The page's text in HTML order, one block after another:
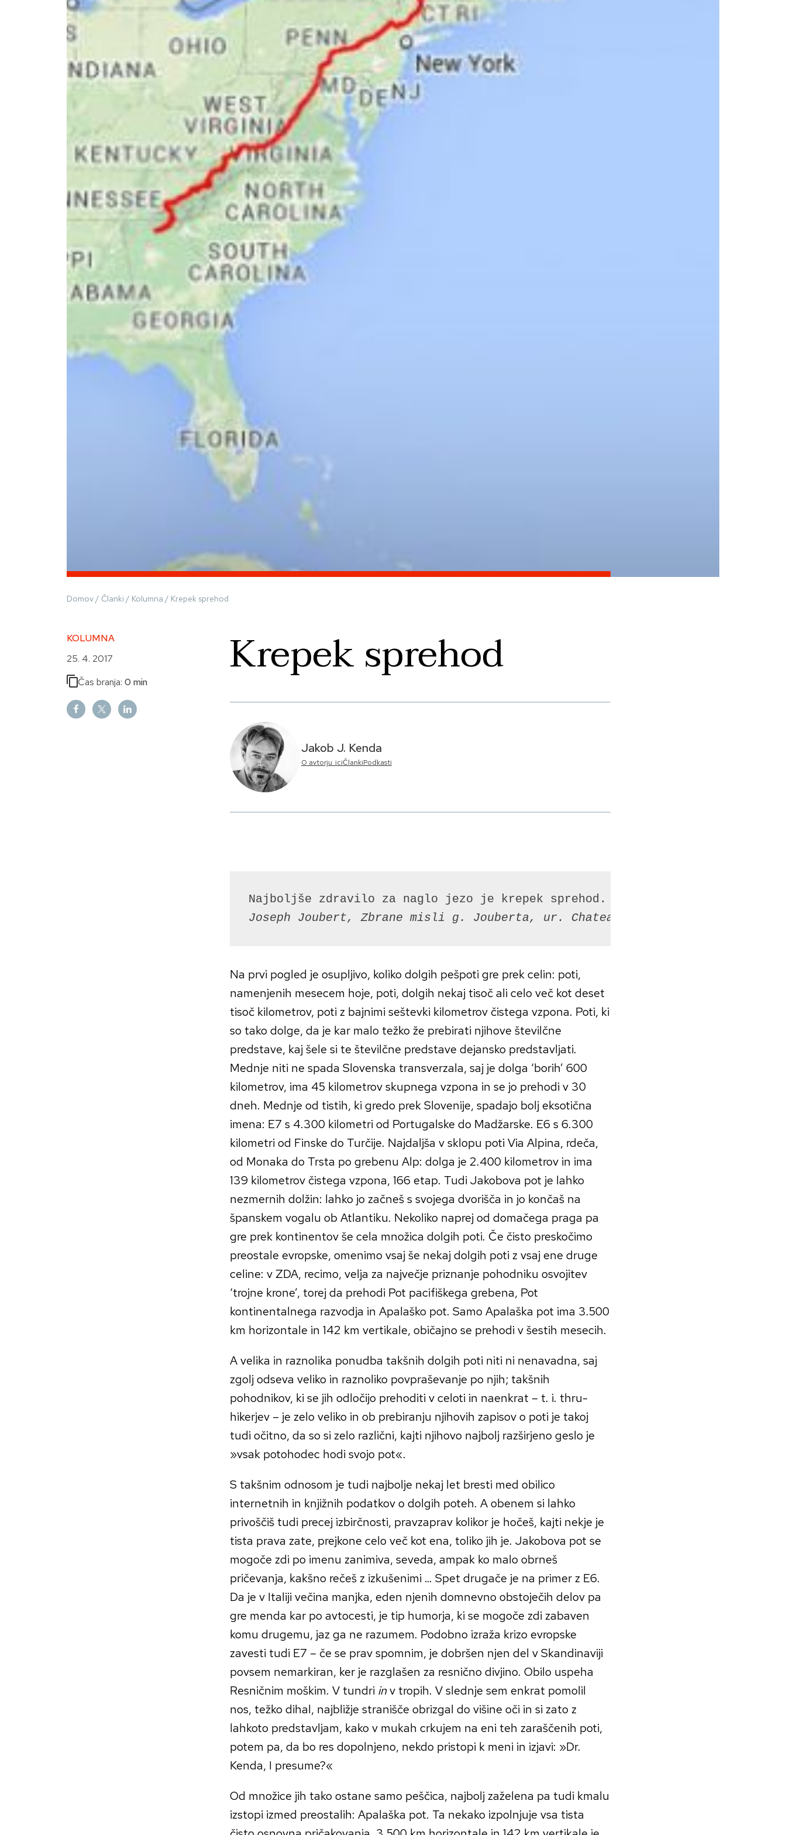
Domov / Članki / Kolumna / Krepek sprehod
KOLUMNA
25. 4. 2017
Čas branja:0 min Krepek sprehod
Jakob J. Kenda
O avtorju_iciČlankiPodkasti
Joseph Joubert, Zbrane misli g. Jouberta, ur. Chateaubriand
Na prvi pogled je osupljivo, koliko dolgih pešpoti gre prek celin: poti,
namenjenih mesecem hoje, poti, dolgih nekaj tisoč ali celo več kot deset
tisoč kilometrov, poti z bajnimi seštevki kilometrov čistega vzpona. Poti, ki
so tako dolge, da je kar malo težko že prebirati njihove številčne
predstave, kaj šele si te številčne predstave dejansko predstavljati.
Mednje niti ne spada Slovenska transverzala, saj je dolga ‘borih’ 600
kilometrov, ima 45 kilometrov skupnega vzpona in se jo prehodi v 30
dneh. Mednje od tistih, ki gredo prek Slovenije, spadajo bolj eksotična
imena: E7 s 4.300 kilometri od Portugalske do Madžarske. E6 s 6.300
kilometri od Finske do Turčije. Najdaljša v sklopu poti Via Alpina, rdeča,
od Monaka do Trsta po grebenu Alp: dolga je 2.400 kilometrov in ima
139 kilometrov čistega vzpona, 166 etap. Tudi Jakobova pot je lahko
nezmernih dolžin: lahko jo začneš s svojega dvorišča in jo končaš na
španskem vogalu ob Atlantiku. Nekoliko naprej od domačega praga pa
gre prek kontinentov še cela množica dolgih poti. Če čisto preskočimo
preostale evropske, omenimo vsaj še nekaj dolgih poti z vsaj ene druge
celine: v ZDA, recimo, velja za največje priznanje pohodniku osvojitev
‘trojne krone’, torej da prehodi Pot pacifiškega grebena, Pot
kontinentalnega razvodja in Apalaško pot. Samo Apalaška pot ima 3.500
km horizontale in 142 km vertikale, običajno se prehodi v šestih mesecih.
A velika in raznolika ponudba takšnih dolgih poti niti ni nenavadna, saj
zgolj odseva veliko in raznoliko povpraševanje po njih; takšnih
pohodnikov, ki se jih odločijo prehoditi v celoti in naenkrat – t. i. thru-
hikerjev – je zelo veliko in ob prebiranju njihovih zapisov o poti je takoj
tudi očitno, da so si zelo različni, kajti njihovo najbolj razširjeno geslo je
»vsak potohodec hodi svojo pot«.
S takšnim odnosom je tudi najbolje nekaj let bresti med obilico
internetnih in knjižnih podatkov o dolgih poteh. A obenem si lahko
privoščiš tudi precej izbirčnosti, pravzaprav kolikor je hočeš, kajti nekje je
tista prava zate, prejkone celo več kot ena, toliko jih je. Jakobova pot se
mogoče zdi po imenu zanimiva, seveda, ampak ko malo obrneš
pričevanja, kakšno rečeš z izkušenimi … Spet drugače je na primer z E6.
Da je v Italiji večina manjka, eden njenih domnevno obstoječih delov pa
gre menda kar po avtocesti, je tip humorja, ki se mogoče zdi zabaven
komu drugemu, jaz ga ne razumem. Podobno izraža krizo evropske
zavesti tudi E7 – če se prav spomnim, je dobršen njen del v Skandinaviji
povsem nemarkiran, ker je razglašen za resnično divjino. Obilo uspeha
Resničnim moškim. V tundri inv tropih. V slednje sem enkrat pomolil
nos, težko dihal, najbližje stranišče obrizgal do višine oči in si zato z
lahkoto predstavljam, kako v mukah crkujem na eni teh zaraščenih poti,
potem pa, da bo res dopolnjeno, nekdo pristopi k meni in izjavi: »Dr.
Kenda, I presume?«
Od množice jih tako ostane samo peščica, najbolj zaželena pa tudi kmalu
izstopi izmed preostalih: Apalaška pot. Ta nekako izpolnjuje vsa tista